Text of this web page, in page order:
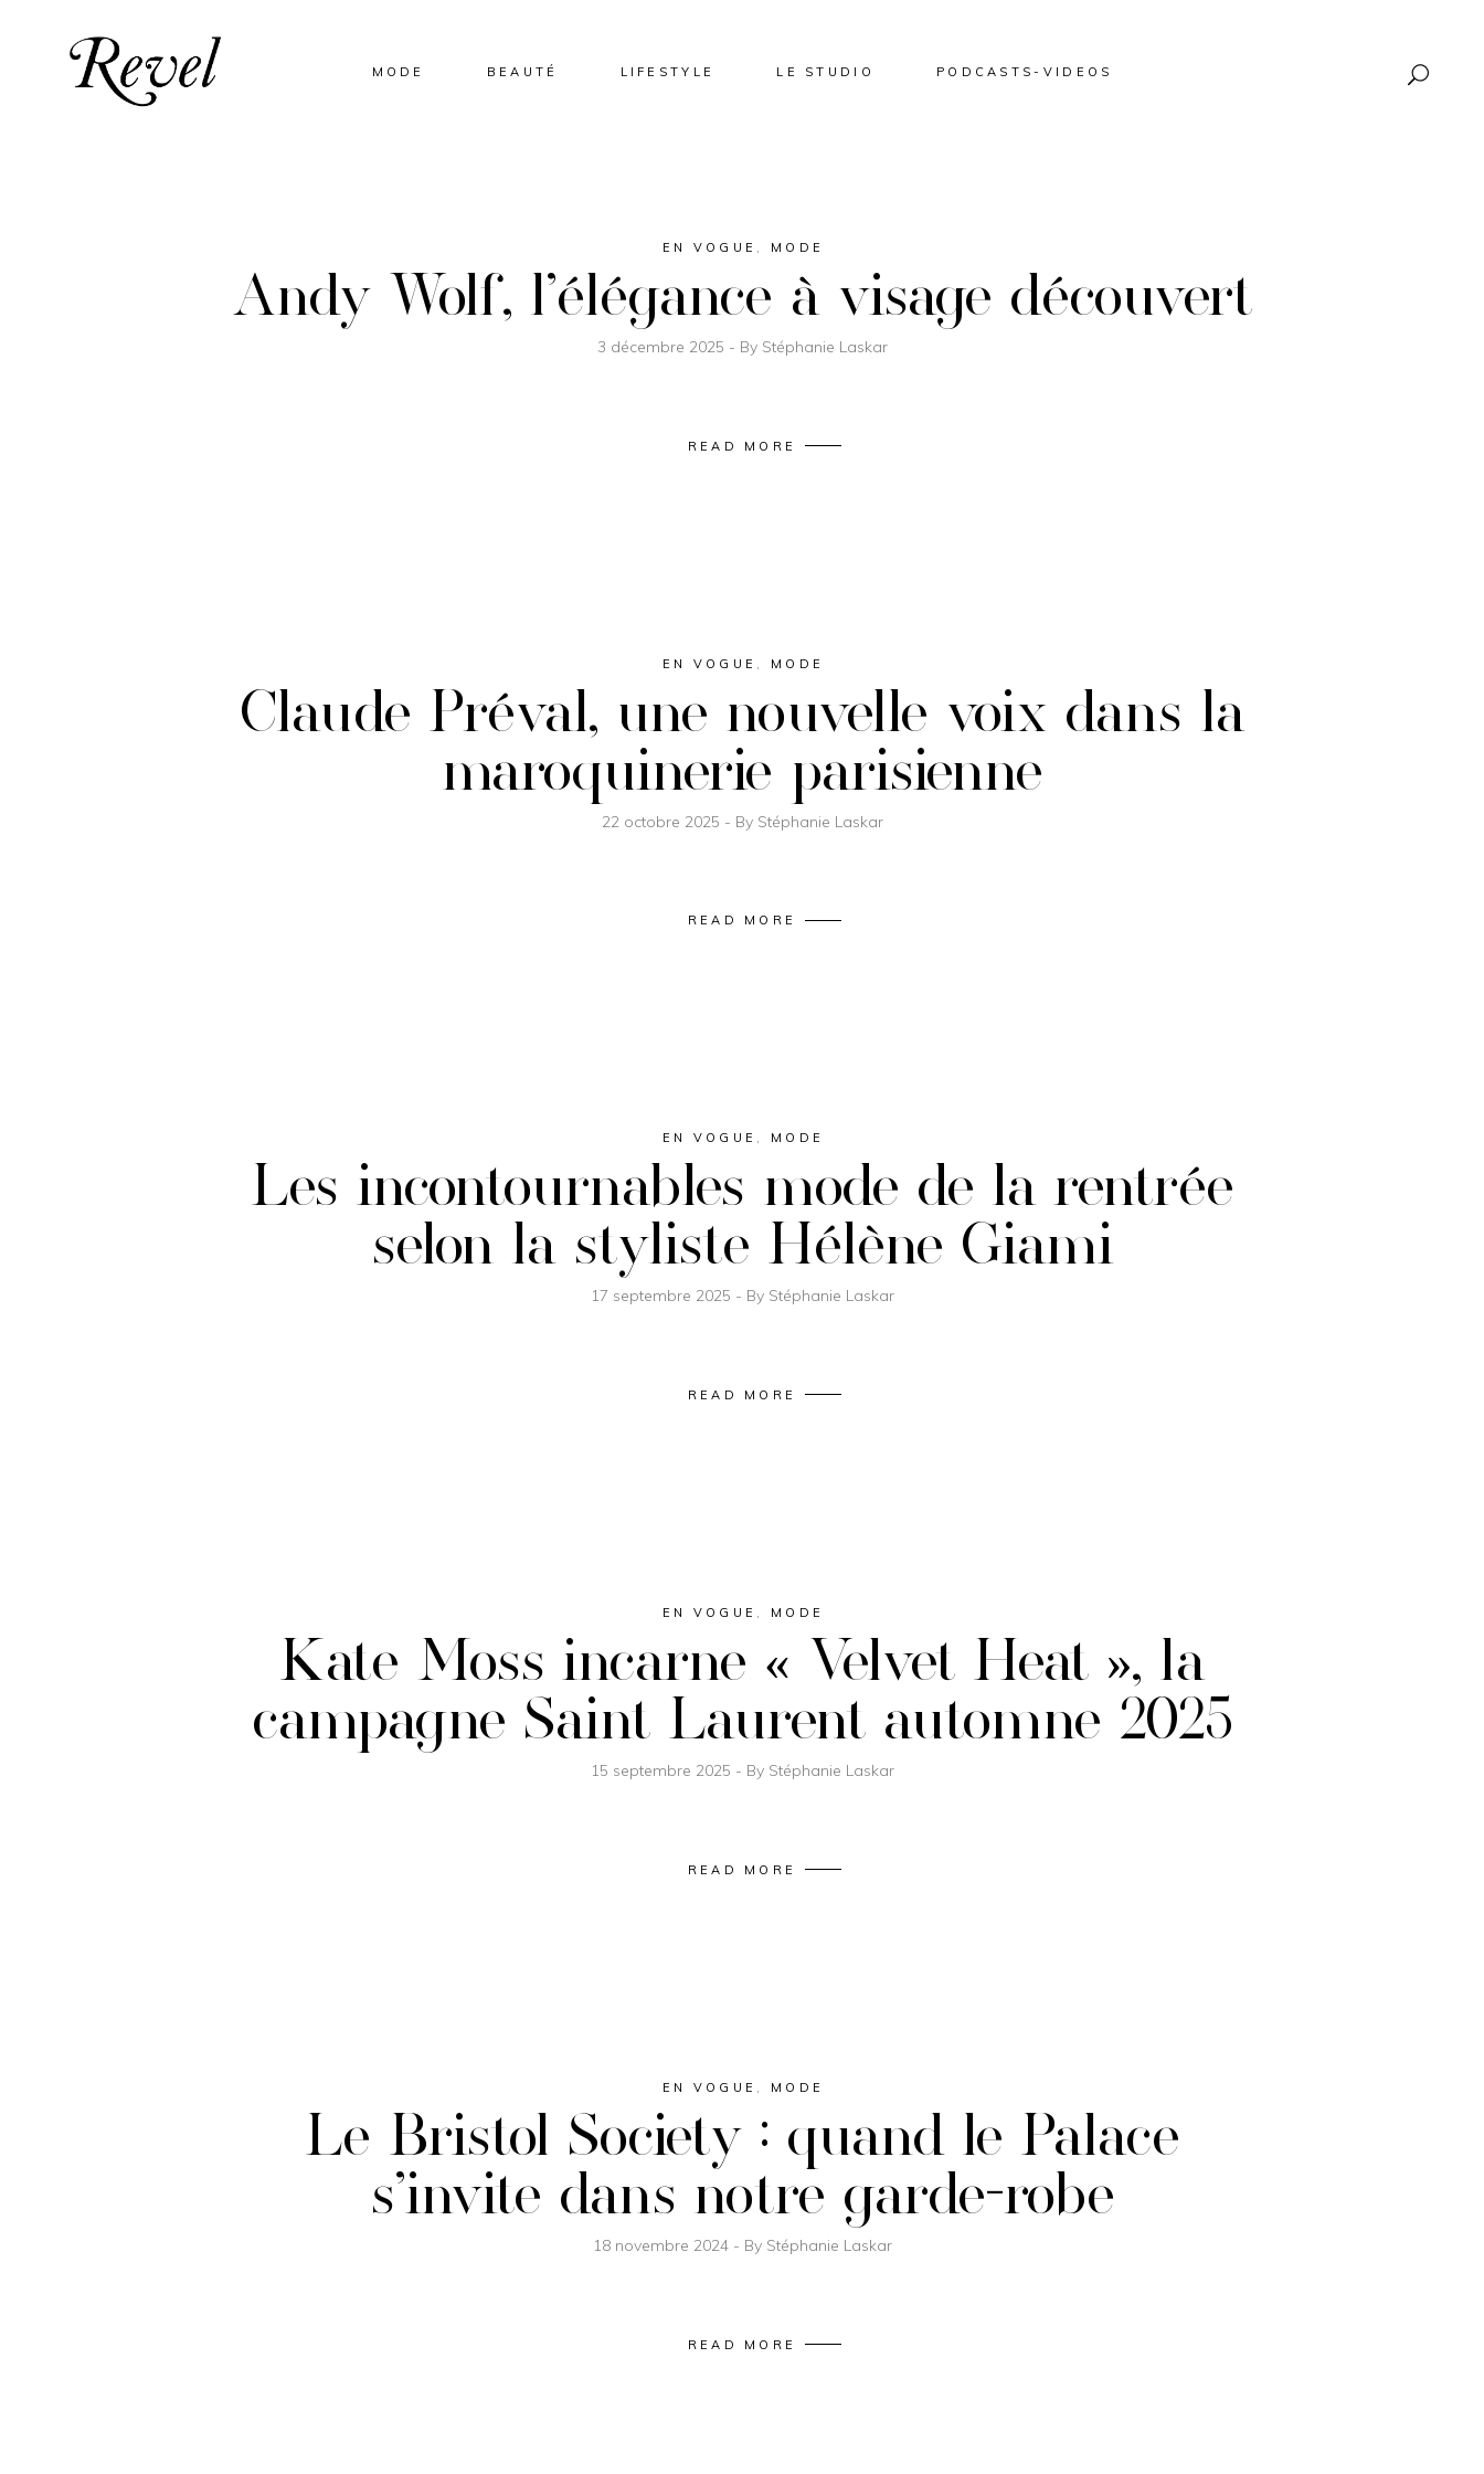
MODE BEAUTÉ LIFESTYLE LE STUDIO PODCASTS-VIDEOS
EN VOGUE , MODE
Andy Wolf, l’élégance à visage découvert
3 décembre 2025 By Stéphanie Laskar
READ MORE
EN VOGUE MODE
Claude Préval, une nouvelle voix dans la
maroquinerie parisienne
22 octobre 2025 By Stéphanie Laskar
READ MORE
EN VOGUE , MODE
Les incontournables mode de la rentrée
selon la styliste Hélène Giami
17 septembre 2025 By Stéphanie Laskar
READ MORE
EN VOGUE , MODE
Kate Moss incarne « Velvet Heat », la
campagne Saint Laurent automne 2025
15 septembre 2025 By Stéphanie Laskar
READ MORE
EN VOGUE , MODE
Le Bristol Society : quand le Palace
s’invite dans notre garde-robe
18 novembre 2024 By Stéphanie Laskar
READ MORE